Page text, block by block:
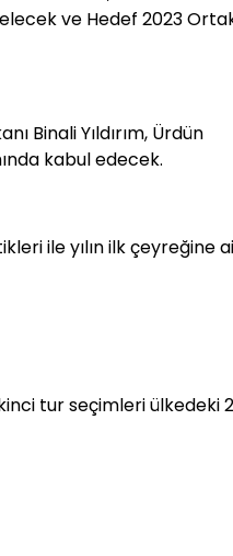
ve Hedef 2023
Binali Yıldırım, Ürdün
kabul edecek.
ile yılın ilk çeyreğine
tur seçimleri ülkedeki